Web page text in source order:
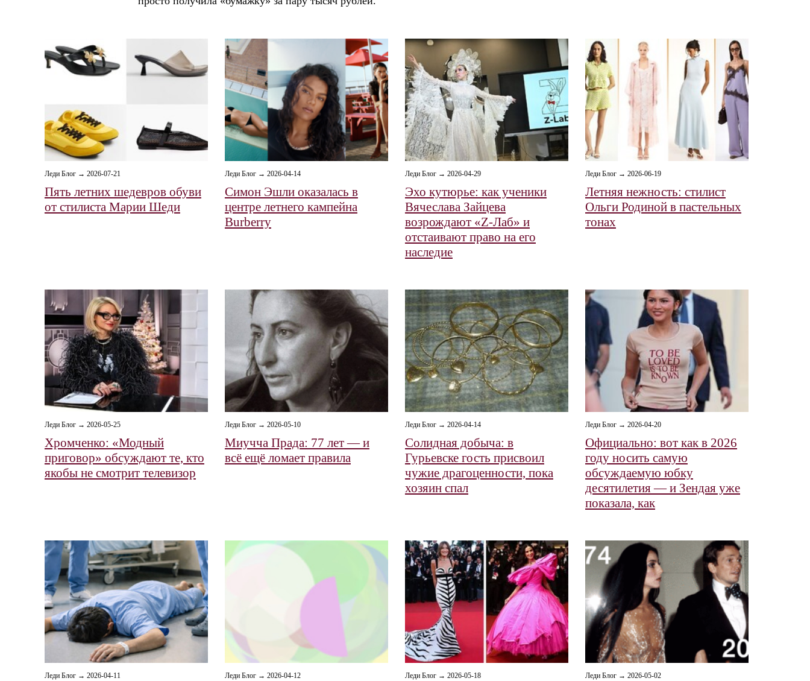
Леди Блог → 2026-07-21
Пять летних шедевров обуви
от стилиста Марии Шеди
Леди Блог → 2026-04-14
Симон Эшли оказалась в
центре летнего кампейна
Burberry
Леди Блог → 2026-04-29
Эхо кутюрье: как ученики
Вячеслава Зайцева
возрождают «Z-Лаб» и
отстаивают право на его
наследие
Леди Блог → 2026-06-19
Летняя нежность: стилист
Ольги Родиной в пастельных
тонах
Леди Блог → 2026-05-25
Хромченко: «Модный
приговор» обсуждают те, кто
якобы не смотрит телевизор
Леди Блог → 2026-05-10
Миучча Прада: 77 лет — и
всё ещё ломает правила
Леди Блог → 2026-04-14
Солидная добыча: в
Гурьевске гость присвоил
чужие драгоценности, пока
хозяин спал
Леди Блог → 2026-04-20
Официально: вот как в 2026
году носить самую
обсуждаемую юбку
десятилетия — и Зендая уже
показала, как
Леди Блог → 2026-04-11 Леди Блог → 2026-04-12 Леди Блог → 2026-05-18 Леди Блог → 2026-05-02